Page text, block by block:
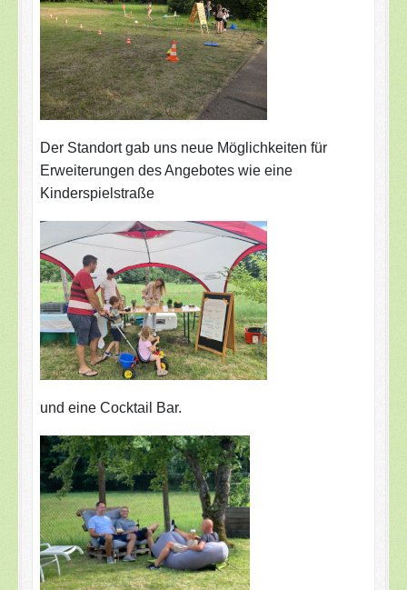
Der Standort gab uns neue Möglichkeiten für
Erweiterungen des Angebotes wie eine
Kinderspielstraße
und eine Cocktail Bar.